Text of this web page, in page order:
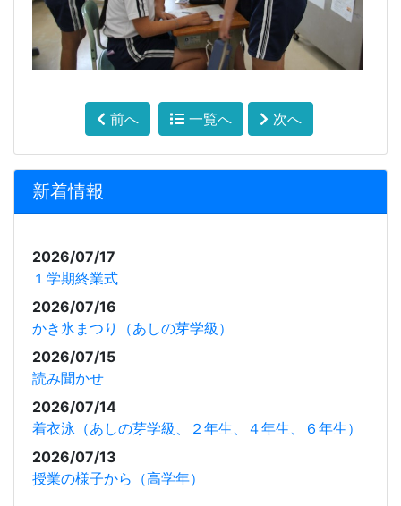
前へ 一覧へ 次へ
新着情報
2026/07/17
１学期終業式
2026/07/16
かき氷まつり（あしの芽学級）
2026/07/15
読み聞かせ
2026/07/14
着衣泳（あしの芽学級、２年生、４年生、６年生）
2026/07/13
授業の様子から（高学年）